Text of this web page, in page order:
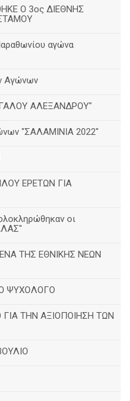
Ο 3ος ΔΙΕΘΝΗΣ
αγώνα
Αγώνων
ΑΛΕΞΑΝΔΡΟΥ"
"ΣΑΛΑΜΙΝΙΑ 2022"
ΕΡΕΤΩΝ ΓΙΑ
οι
ΤΗΣ ΕΘΝΙΚΗΣ ΝΕΩΝ
ΨΥΧΟΛΟΓΟ
ΤΗΝ ΑΞΙΟΠΟΙΗΣΗ ΤΩΝ